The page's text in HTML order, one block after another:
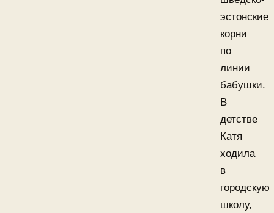
эстонские
корни
по
линии
бабушки.
В
детстве
Катя
ходила
в
городскую
школу,